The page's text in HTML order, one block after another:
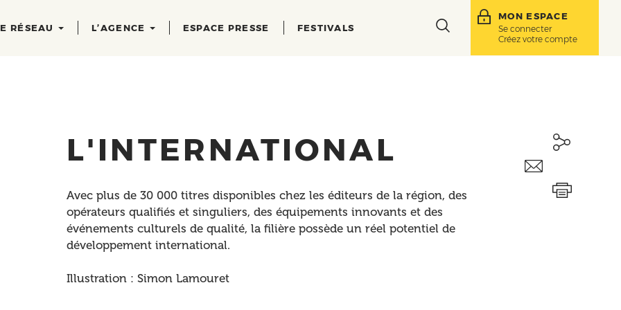
RÉSEAU L’AGENCE ESPACE PRESSE FESTIVALS
Toggle
MON ESPACE
Se connecter
Créez votre compte
L'INTERNATIONAL
Avec plus de 30 000 titres disponibles chez les éditeurs de la région, des
opérateurs qualifiés et singuliers, des équipements innovants et des
événements culturels de qualité, la filière possède un réel potentiel de
développement international.
Illustration : Simon Lamouret